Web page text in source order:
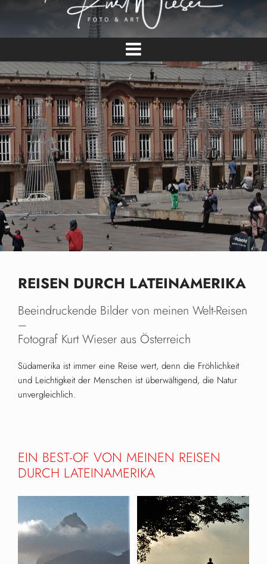
REISEN DURCH LATEINAMERIKA
Beeindruckende Bilder von meinen Welt-Reisen
–
Fotograf Kurt Wieser aus Österreich
Südamerika ist immer eine Reise wert, denn die Fröhlichkeit
und Leichtigkeit der Menschen ist überwältigend, die Natur
unvergleichlich.
EIN BEST-OF VON MEINEN REISEN
DURCH LATEINAMERIKA